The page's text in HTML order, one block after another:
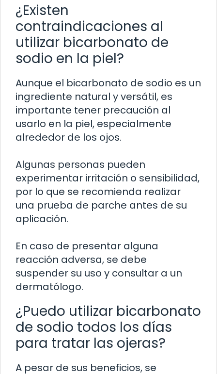
¿Existen
contraindicaciones al
utilizar bicarbonato de
sodio en la piel?
Aunque el bicarbonato de sodio es un
ingrediente natural y versátil, es
importante tener precaución al
usarlo en la piel, especialmente
alrededor de los ojos.
Algunas personas pueden
experimentar irritación o sensibilidad,
por lo que se recomienda realizar
una prueba de parche antes de su
aplicación.
En caso de presentar alguna
reacción adversa, se debe
suspender su uso y consultar a un
dermatólogo.
¿Puedo utilizar bicarbonato
de sodio todos los días
para tratar las ojeras?
A pesar de sus beneficios, se